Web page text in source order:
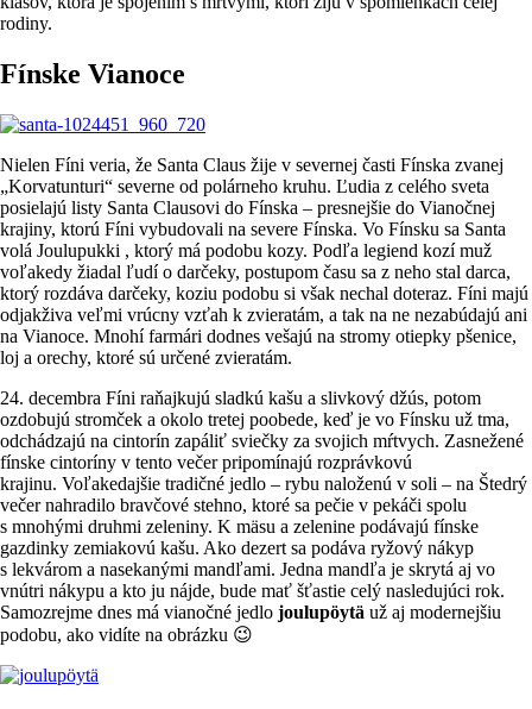
rodiny.
Fínske Vianoce
Nielen Fíni veria, že Santa Claus žije v severnej časti Fínska zvanej
„Korvatunturi“ severne od polárneho kruhu. Ľudia z celého sveta
posielajú listy Santa Clausovi do Fínska – presnejšie do Vianočnej
krajiny, ktorú Fíni vybudovali na severe Fínska. Vo Fínsku sa Santa
volá Joulupukki , ktorý má podobu kozy. Podľa legiend kozí muž
voľakedy žiadal ľudí o darčeky, postupom času sa z neho stal darca,
ktorý rozdáva darčeky, koziu podobu si však nechal doteraz. Fíni majú
odjakživa veľmi vrúcny vzťah k zvieratám, a tak na ne nezabúdajú ani
na Vianoce. Mnohí farmári dodnes vešajú na stromy otiepky pšenice,
loj a orechy, ktoré sú určené zvieratám.
24. decembra Fíni raňajkujú sladkú kašu a slivkový džús, potom
ozdobujú stromček a okolo tretej poobede, keď je vo Fínsku už tma,
odchádzajú na cintorín zapáliť sviečky za svojich mŕtvych. Zasnežené
fínske cintoríny v tento večer pripomínajú rozprávkovú
krajinu. Voľakedajšie tradičné jedlo – rybu naloženú v soli – na Štedrý
večer nahradilo bravčové stehno, ktoré sa pečie v pekáči spolu
s mnohými druhmi zeleniny. K mäsu a zelenine podávajú fínske
gazdinky zemiakovú kašu. Ako dezert sa podáva ryžový nákyp
s lekvárom a nasekanými mandľami. Jedna mandľa je skrytá aj vo
vnútri nákypu a kto ju nájde, bude mať šťastie celý nasledujúci rok.
Samozrejme dnes má vianočné jedlo joulupöytä už aj modernejšiu
podobu, ako vidíte na obrázku 😉